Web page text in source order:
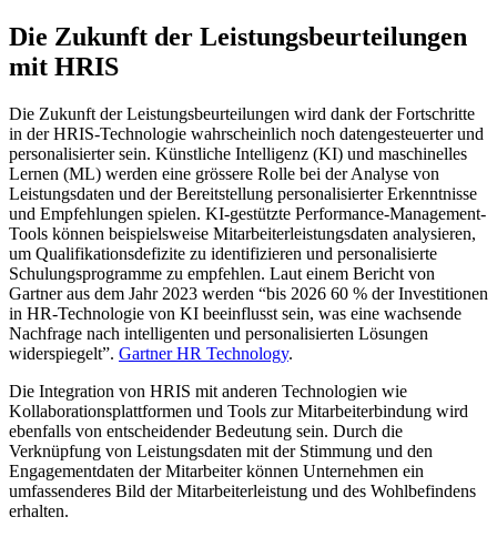
Die Zukunft der Leistungsbeurteilungen
mit HRIS
Die Zukunft der Leistungsbeurteilungen wird dank der Fortschritte
in der HRIS-Technologie wahrscheinlich noch datengesteuerter und
personalisierter sein. Künstliche Intelligenz (KI) und maschinelles
Lernen (ML) werden eine grössere Rolle bei der Analyse von
Leistungsdaten und der Bereitstellung personalisierter Erkenntnisse
und Empfehlungen spielen. KI-gestützte Performance-Management-
Tools können beispielsweise Mitarbeiterleistungsdaten analysieren,
um Qualifikationsdefizite zu identifizieren und personalisierte
Schulungsprogramme zu empfehlen. Laut einem Bericht von
Gartner aus dem Jahr 2023 werden “bis 2026 60 % der Investitionen
in HR-Technologie von KI beeinflusst sein, was eine wachsende
Nachfrage nach intelligenten und personalisierten Lösungen
widerspiegelt”. Gartner HR Technology.
Die Integration von HRIS mit anderen Technologien wie
Kollaborationsplattformen und Tools zur Mitarbeiterbindung wird
ebenfalls von entscheidender Bedeutung sein. Durch die
Verknüpfung von Leistungsdaten mit der Stimmung und den
Engagementdaten der Mitarbeiter können Unternehmen ein
umfassenderes Bild der Mitarbeiterleistung und des Wohlbefindens
erhalten.